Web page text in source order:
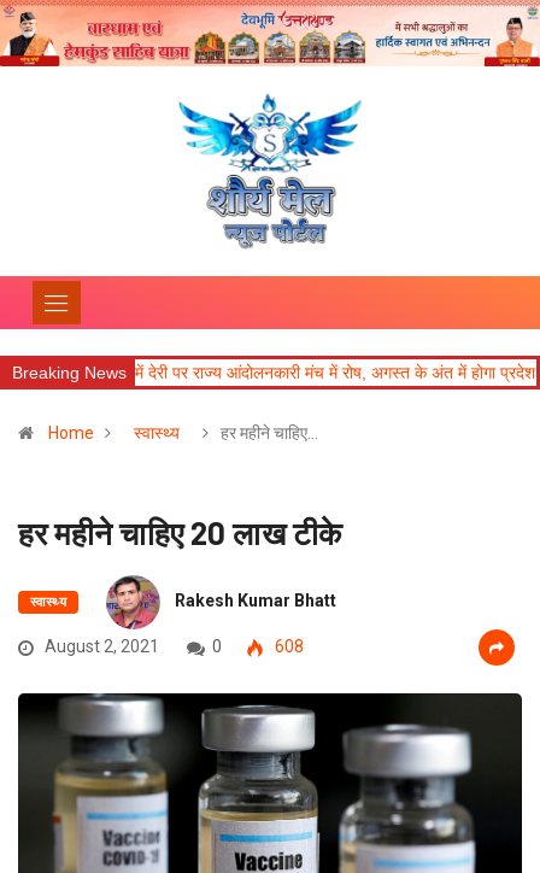
Breaking News
में देरी पर राज्य आंदोलनकारी मंच में रोष, अगस्त के अंत में होगा प्रदेश स्तरीय
Home स्वास्थ्य हर महीने चाहिए…
हर महीने चाहिए 20 लाख टीके
स्वास्थ्य Rakesh Kumar Bhatt
August 2, 2021 0 608